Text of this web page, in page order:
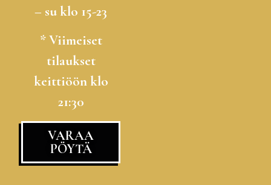
– su klo 15-23
* Viimeiset
tilaukset
keittiöön klo
21:30
VARAA
PÖYTÄ